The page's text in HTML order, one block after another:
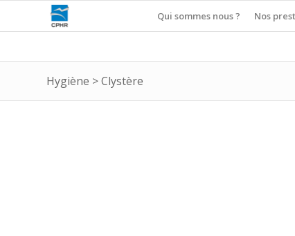
Qui sommes nous ? Nos
Hygiène >Clystère